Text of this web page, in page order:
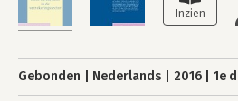
Gebonden Nederlands 2016 1e